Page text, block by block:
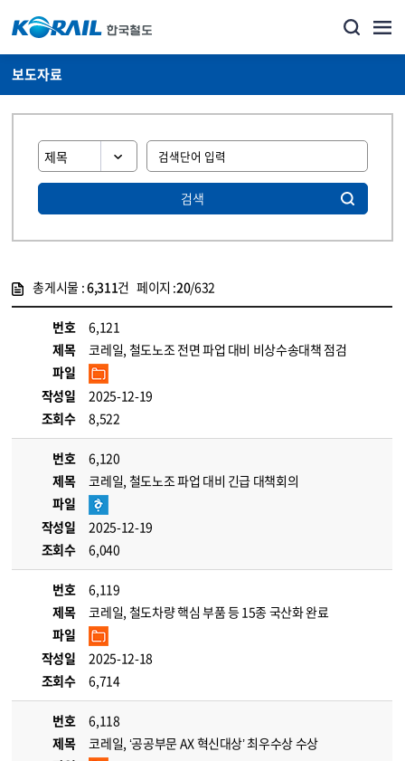
보도자료
검색
총게시물 :6,311건 페이지 :20/632
번호
6,121
제목
코레일, 철도노조 전면 파업 대비 비상수송대책 점검
파일
작성일
2025-12-19
조회수
8,522
번호
6,120
제목
코레일, 철도노조 파업 대비 긴급 대책회의
파일
작성일
2025-12-19
조회수
6,040
번호
6,119
제목
코레일, 철도차량 핵심 부품 등 15종 국산화 완료
파일
작성일
2025-12-18
조회수
6,714
번호
6,118
제목
코레일, ‘공공부문 AX 혁신대상’ 최우수상 수상